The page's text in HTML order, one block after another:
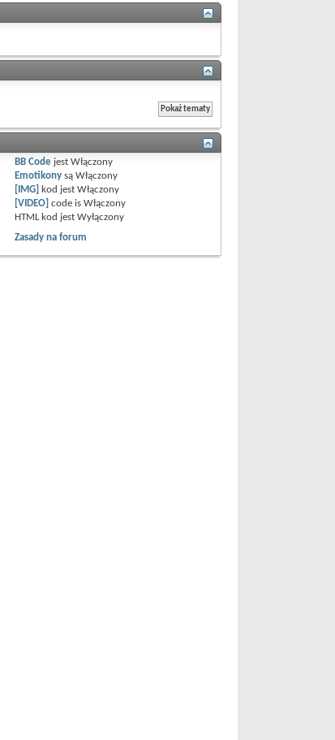
BB Code jestWłączony
Emotikony sąWłączony
[IMG] kod jestWłączony
[VIDEO] code isWłączony
HTML kod jestWyłączony
Zasady na forum